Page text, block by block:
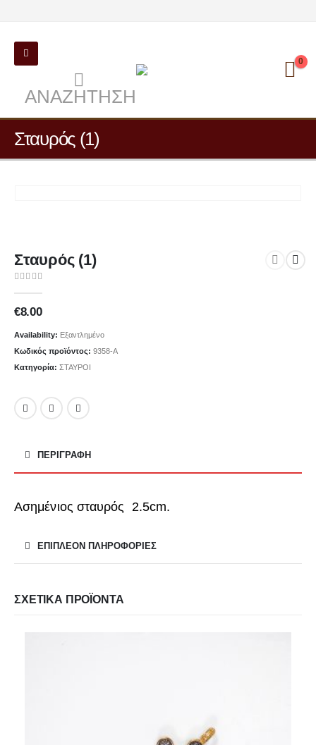
ΑΝΑΖΉΤΗΣΗ
0
Σταυρός (1)
Σταυρός (1)
€8.00
Availability: Εξαντλημένο
Κωδικός προϊόντος: 9358-A
Κατηγορία: ΣΤΑΥΡΟΙ
ΠΕΡΙΓΡΑΦΉ
Ασημένιος σταυρός 2.5cm.
ΕΠΙΠΛΈΟΝ ΠΛΗΡΟΦΟΡΊΕΣ
ΣΧΕΤΙΚΆ ΠΡΟΪΌΝΤΑ